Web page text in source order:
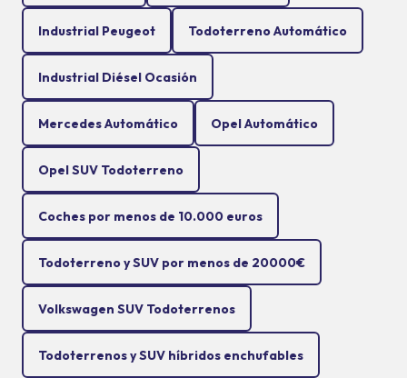
Industrial Peugeot Todoterreno Automático
Industrial Diésel Ocasión
Mercedes Automático Opel Automático
Opel SUV Todoterreno
Coches por menos de 10.000 euros
Todoterreno y SUV por menos de 20000€
Volkswagen SUV Todoterrenos
Todoterrenos y SUV híbridos enchufables